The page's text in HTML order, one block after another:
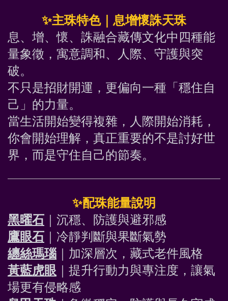
✨主珠特色｜息增懷誅天珠
息、增、懷、誅融合藏傳文化中四種能
量象徵，寓意調和、人際、守護與突
破。
不只是招財開運，更偏向一種「穩住自
己」的力量。
當生活開始變得複雜，人際開始消耗，
你會開始理解，真正重要的不是討好世
界，而是守住自己的節奏。
✨配珠能量說明
黑曜石 ｜沉穩、防護與避邪感
鷹眼石 ｜冷靜判斷與果斷氣勢
纏絲瑪瑙 ｜加深層次，藏式老件風格
黃藍虎眼 ｜提升行動力與專注度，讓氣
場更有侵略感